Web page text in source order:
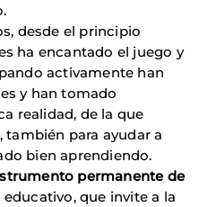
desde el principio
ha encantado el juego y
activamente han
y han tomado
realidad, de la que
para ayudar a
bien aprendiendo.
permanente de
que invite a la